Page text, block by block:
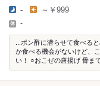
- ～￥999
-
...ポン酢に潜らせて食べる
か食べる機会がないけど、
い！ ○おこぜの唐揚げ 骨ま